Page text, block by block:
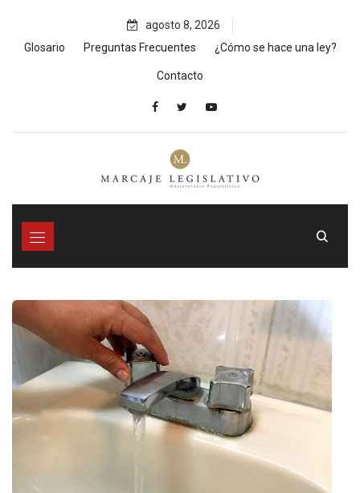
content
agosto 8, 2026
Glosario
Preguntas Frecuentes ¿Cómo se hace una ley?
Contacto